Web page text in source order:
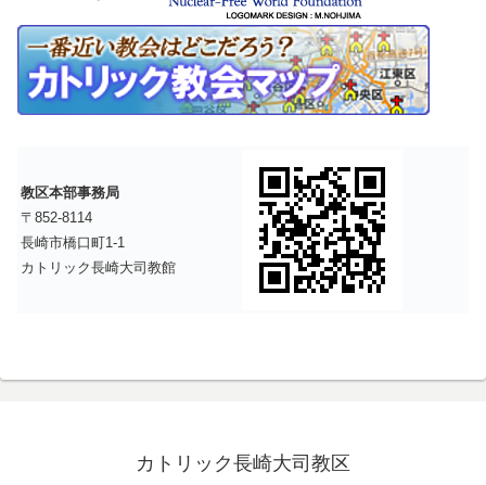
教区本部事務局
〒852-8114
長崎市橋口町1-1
カトリック長崎大司教館
カトリック長崎大司教区